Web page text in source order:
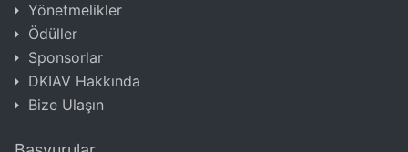
Yönetmelikler
Ödüller
Sponsorlar
DKIAV Hakkında
Bize Ulaşın